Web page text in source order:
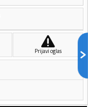
Prijavi oglas